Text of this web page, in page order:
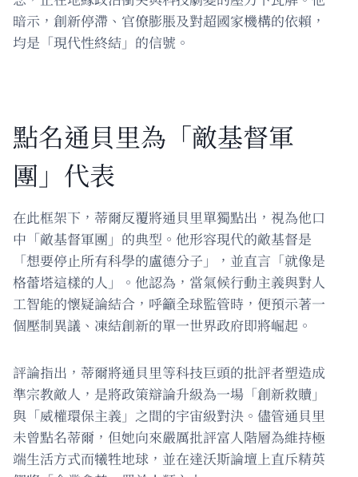
暗示，創新停滯、官僚膨脹及對超國家機構的依賴，
均是「現代性終結」的信號。
點名通貝里為「敵基督軍
團」代表
在此框架下，蒂爾反覆將通貝里單獨點出，視為他口
中「敵基督軍團」的典型。他形容現代的敵基督是
「想要停止所有科學的盧德分子」，並直言「就像是
格蕾塔這樣的人」。他認為，當氣候行動主義與對人
工智能的懷疑論結合，呼籲全球監管時，便預示著一
個壓制異議、凍結創新的單一世界政府即將崛起。
評論指出，蒂爾將通貝里等科技巨頭的批評者塑造成
準宗教敵人，是將政策辯論升級為一場「創新救贖」
與「威權環保主義」之間的宇宙級對決。儘管通貝里
未曾點名蒂爾，但她向來嚴厲批評富人階層為維持極
端生活方式而犧牲地球，並在達沃斯論壇上直斥精英